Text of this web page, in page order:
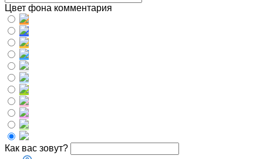
Цвет фона комментария
Как вас зовут?